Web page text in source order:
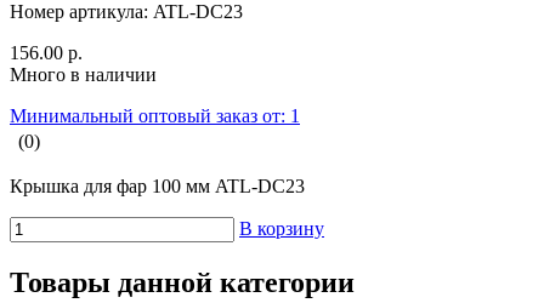
Номер артикула: ATL-DC23
156.00 р.
Много в наличии
Минимальный оптовый заказ от: 1
(0)
Крышка для фар 100 мм ATL-DC23
В корзину
Товары данной категории